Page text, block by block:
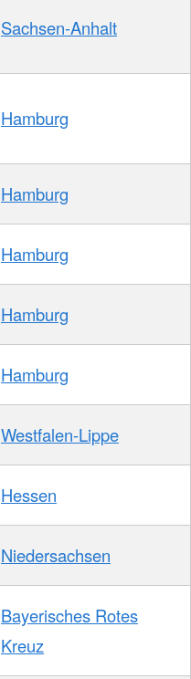
Sachsen-Anhalt
Hamburg
Hamburg
Hamburg
Hamburg
Hamburg
Westfalen-Lippe
Hessen
Niedersachsen
Bayerisches Rotes
Kreuz